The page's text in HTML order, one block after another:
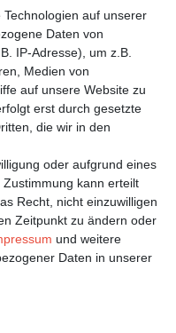
handelt es sich um ein Pflichtfeld.
auf unserer
Daten von
IP-Adresse), um z.B.
Medien von
auf unsere Website zu
erst durch gesetzte
die wir in den
oder aufgrund eines
kann erteilt
Recht, nicht einzuwilligen
Zeitpunkt zu ändern oder
und weitere
Daten in unserer